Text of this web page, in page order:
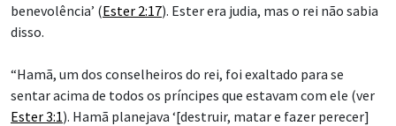
benevolência’ (Ester 2:17). Ester era judia, mas o rei não sabia
disso.
“Hamã, um dos conselheiros do rei, foi exaltado para se
sentar acima de todos os príncipes que estavam com ele (ver
Ester 3:1). Hamã planejava ‘[destruir, matar e fazer perecer]